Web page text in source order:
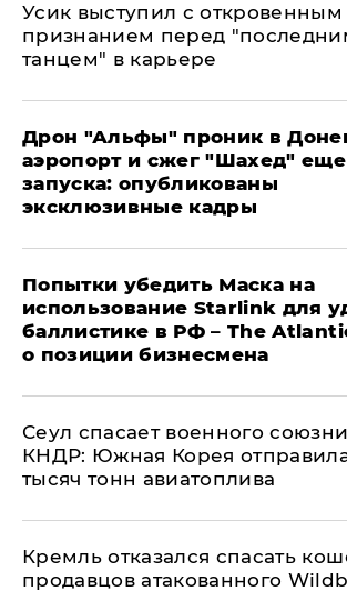
Усик выступил с откровенным
признанием перед
танцем" в карьере
Дрон "Альфы" проник в
аэропорт и сжег "Шахед"
запуска: опубликованы
эксклюзивные кадры
Попытки убедить Маска на
использование Starlink для
баллистике в РФ – The
о позиции бизнесмена
​Сеул спасает военного
КНДР: Южная Корея
тысяч тонн авиатоплива
Кремль отказался спасать
продавцов атакованного